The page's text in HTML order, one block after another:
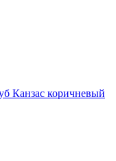
Канзас коричневый